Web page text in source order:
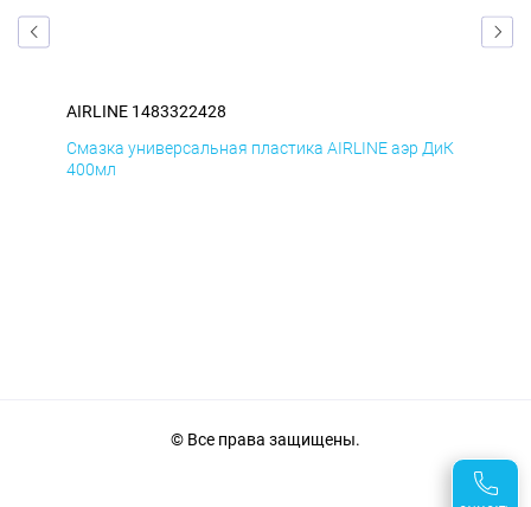
AIRLINE 1483322428
Смазка универсальная пластика AIRLINE аэр ДиК
400мл
© Все права защищены.